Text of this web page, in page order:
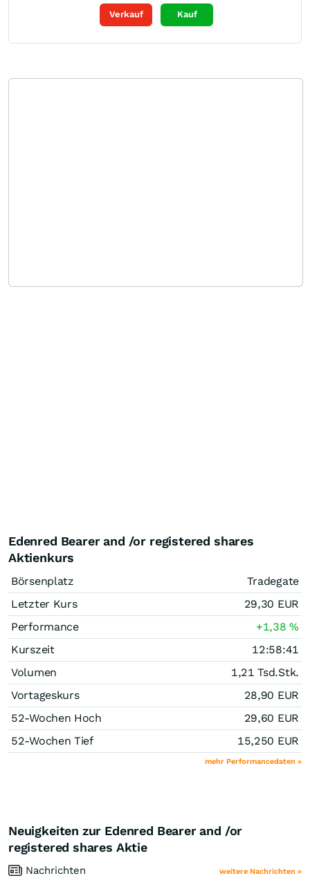
Verkauf Kauf
Edenred Bearer and /or registered shares
Aktienkurs
Börsenplatz
Tradegate
Letzter Kurs
29,30 EUR
Performance
+1,38%
Kurszeit
12:58:41
Volumen
1,21 Tsd.Stk.
Vortageskurs
28,90 EUR
52-Wochen Hoch
29,60 EUR
52-Wochen Tief
15,250 EUR
mehr Performancedaten »
Neuigkeiten zur Edenred Bearer and /or
registered shares Aktie
Nachrichten weitere Nachrichten »